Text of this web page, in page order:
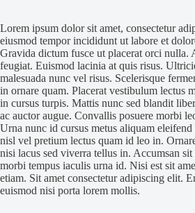
Lorem ipsum dolor sit amet, consectetur
eiusmod tempor incididunt ut labore et
Gravida dictum fusce ut placerat orci nulla.
feugiat. Euismod lacinia at quis risus.
malesuada nunc vel risus. Scelerisque
in ornare quam. Placerat vestibulum lectus
in cursus turpis. Mattis nunc sed blandit
ac auctor augue. Convallis posuere morbi
Urna nunc id cursus metus aliquam
nisl vel pretium lectus quam id leo in.
nisi lacus sed viverra tellus in. Accumsan
morbi tempus iaculis urna id. Nisi est sit
etiam. Sit amet consectetur adipiscing elit.
euismod nisi porta lorem mollis.